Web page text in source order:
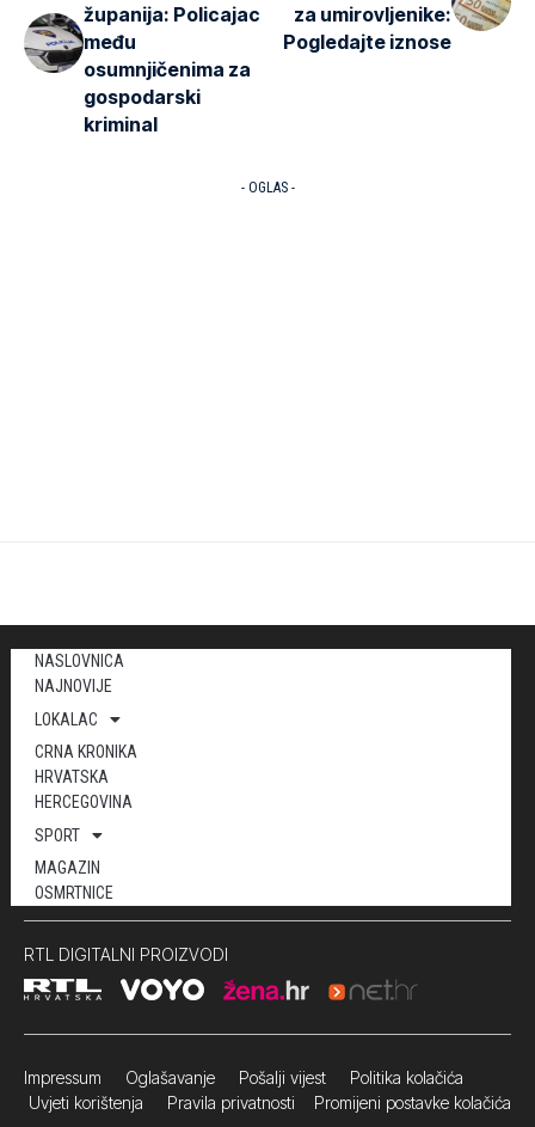
županija: Policajac
među
osumnjičenima za
gospodarski
kriminal
za umirovljenike:
Pogledajte iznose
- OGLAS -
NASLOVNICA
NAJNOVIJE
LOKALAC
CRNA KRONIKA
HRVATSKA
HERCEGOVINA
SPORT
MAGAZIN
OSMRTNICE
RTL DIGITALNI PROIZVODI
Impressum Oglašavanje Pošalji vijest Politika kolačića
Uvjeti korištenja Pravila privatnosti Promijeni postavke kolačića